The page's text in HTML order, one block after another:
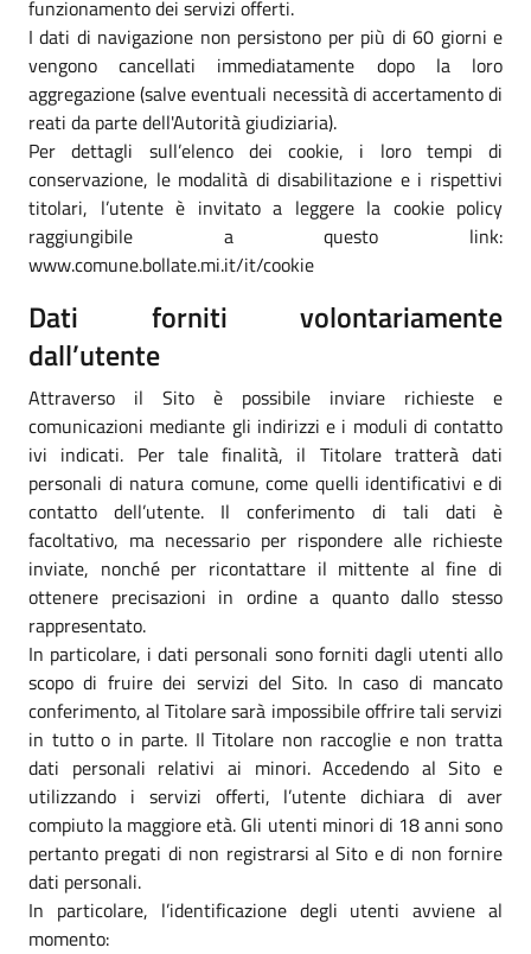
funzionamento dei servizi offerti.
I dati di navigazione non persistono per più di 60 giorni e
vengono cancellati immediatamente dopo la loro
aggregazione (salve eventuali necessità di accertamento di
reati da parte dell'Autorità giudiziaria).
Per dettagli sull’elenco dei cookie, i loro tempi di
conservazione, le modalità di disabilitazione e i rispettivi
titolari, l’utente è invitato a leggere la cookie policy
raggiungibile a questo link:
www.comune.bollate.mi.it/it/cookie
Dati forniti volontariamente
dall’utente
Attraverso il Sito è possibile inviare richieste e
comunicazioni mediante gli indirizzi e i moduli di contatto
ivi indicati. Per tale finalità, il Titolare tratterà dati
personali di natura comune, come quelli identificativi e di
contatto dell’utente. Il conferimento di tali dati è
facoltativo, ma necessario per rispondere alle richieste
inviate, nonché per ricontattare il mittente al fine di
ottenere precisazioni in ordine a quanto dallo stesso
rappresentato.
In particolare, i dati personali sono forniti dagli utenti allo
scopo di fruire dei servizi del Sito. In caso di mancato
conferimento, al Titolare sarà impossibile offrire tali servizi
in tutto o in parte. Il Titolare non raccoglie e non tratta
dati personali relativi ai minori. Accedendo al Sito e
utilizzando i servizi offerti, l’utente dichiara di aver
compiuto la maggiore età. Gli utenti minori di 18 anni sono
pertanto pregati di non registrarsi al Sito e di non fornire
dati personali.
In particolare, l’identificazione degli utenti avviene al
momento: